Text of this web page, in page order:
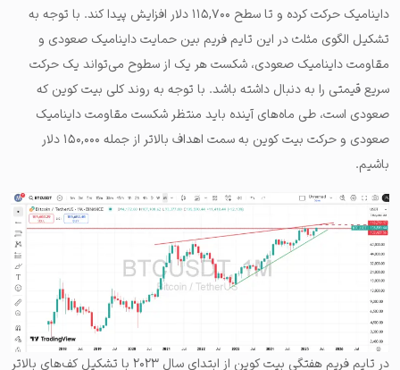
داینامیک حرکت کرده و تا سطح ۱۱۵,۷۰۰ دلار افزایش پیدا کند. با توجه به
تشکیل الگوی مثلث در این تایم فریم بین حمایت داینامیک صعودی و
مقاومت داینامیک صعودی، شکست هر یک از سطوح می‌تواند یک حرکت
سریع قیمتی را به دنبال داشته باشد. با توجه به روند کلی بیت کوین که
صعودی است، طی ماه‌های آینده باید منتظر شکست مقاومت داینامیک
صعودی و حرکت بیت کوین به سمت اهداف بالاتر از جمله ۱۵۰,۰۰۰ دلار
باشیم.
در تایم فریم هفتگی بیت کوین از ابتدای سال ۲۰۲۳ با تشکیل کف‌های بالاتر